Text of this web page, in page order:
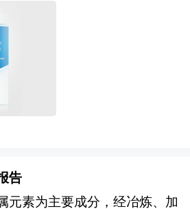
企业在地理上的集中外，还必
如，形成产业配套，产业之间
术联系；企业间信息交流渠道
径众多，企业间形成良好的信
有利于技术创新和制度创新的
气”浓厚；形成被广泛认可的
构建区域文化。而产业园区恰
在企业引进上就考虑到产业的
。目前，大多产业园区是指由
消纳能力与土地资源约束将倒
模式创新转型。整体而言，这
光伏产业竞争力的体现，也是
缩影，未来行业将在规模扩张
，持续推动我国能源体系向清
本研究咨询报告由中研普华
国务院发展研究中心、工信
、全国及海外多种相关报纸杂
益。全球风险资本市场已进入
期。除了成熟投资热点地区
、英国等新兴热点地区的风险
温。中国的风险投资起步于20
经济的大潮中，中国的风险投
的发展。随着中国经济持续稳
市场的逐步完善，中国的资本
中国成为全球资本关注的战略
普华咨询公司领衔撰写，在
酸盐、钨粉末、纯钨制品、钨
类别，形成从初级原料到高端
钨制品以高熔点、高密度、
同时具备耐腐蚀、导电导热性
现代工业中不可替代的战略性
，钨制品既包括纯钨原料制成
、钨铜合金等复合材料，以及
告
元素为主要成分，经冶炼、加